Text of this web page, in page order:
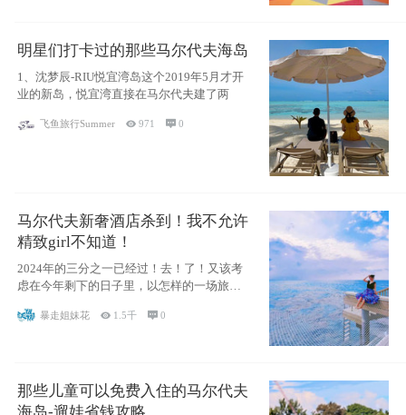
明星们打卡过的那些马尔代夫海岛
1、沈梦辰-RIU悦宜湾岛这个2019年5月才开
业的新岛，悦宜湾直接在马尔代夫建了两
飞鱼旅行Summer 971 0
马尔代夫新奢酒店杀到！我不允许
精致girl不知道！
2024年的三分之一已经过！去！了！又该考
虑在今年剩下的日子里，以怎样的一场旅行
暴走姐妹花  1.5千 0
那些儿童可以免费入住的马尔代夫